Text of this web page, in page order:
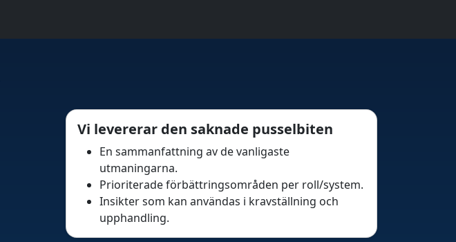
Vi levererar den saknade pusselbiten
En sammanfattning av de vanligaste
utmaningarna.
Prioriterade förbättringsområden per roll/system.
Insikter som kan användas i kravställning och
upphandling.